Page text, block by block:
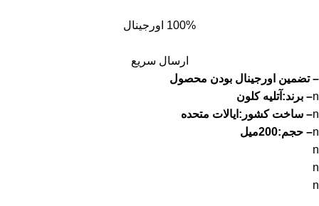
100% اورجینال
ارسال سریع
– تضمین اورجینال بودن محصول
n– برند:آتلیه کلون
n– ساخت کشور:ایالات متحده
n– حجم:200میل
n
n
n